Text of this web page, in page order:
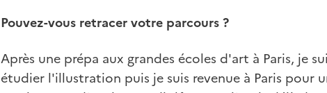
Pouvez-vous retracer votre parcours ?
Après une prépa aux grandes écoles d'art à Paris, je
étudier l'illustration puis je suis revenue à Paris pour